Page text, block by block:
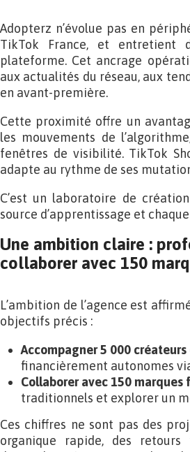
Adopterz n’évolue pas en
TikTok France, et entretient
plateforme. Cet ancrage
aux actualités du réseau, aux
en avant-première.
Cette proximité offre un
les mouvements de
fenêtres de visibilité. TikTok
adapte au rythme de ses
C’est un laboratoire de
source d’apprentissage et
Une ambition claire :
collaborer avec 150
L’ambition de l’agence est
objectifs précis :
Accompagner 5 000
financièrement autonomes
Collaborer avec 150 marques
traditionnels et explorer un
Ces chiffres ne sont pas des
organique rapide, des